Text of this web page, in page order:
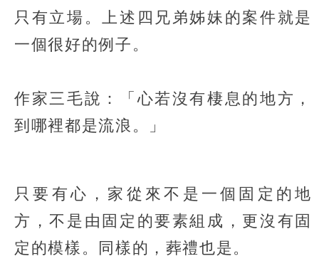
只有立場。上述四兄弟姊妹的案件就是
一個很好的例子。
作家三毛說：「心若沒有棲息的地方，
到哪裡都是流浪。」
只要有心，家從來不是一個固定的地
方，不是由固定的要素組成，更沒有固
定的模樣。同樣的，葬禮也是。